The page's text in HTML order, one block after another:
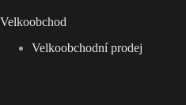
Velkoobchod
Velkoobchodní prodej